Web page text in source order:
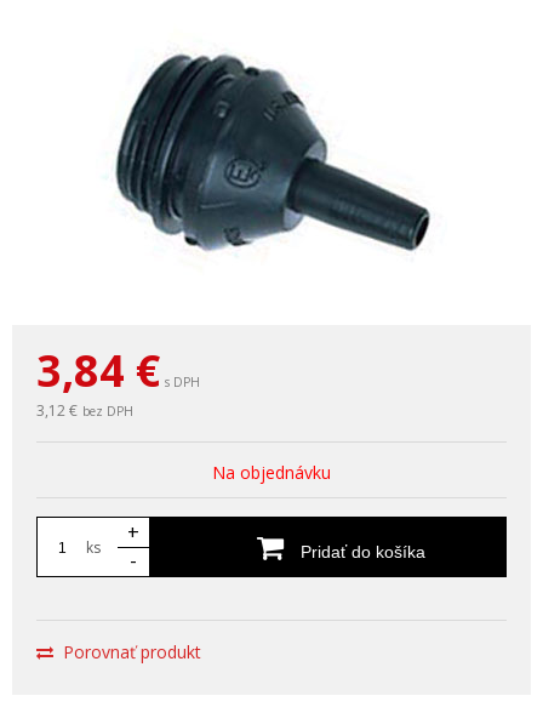
3,84 € s DPH
3,12 € bez DPH
Na objednávku
ks
+
-
Pridať do košíka
Porovnať produkt